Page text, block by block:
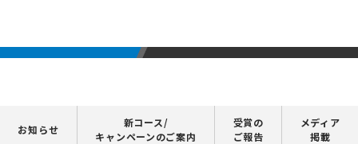
お知らせ
新コース/
キャンペーンのご案内
受賞の
ご報告
メディア
掲載